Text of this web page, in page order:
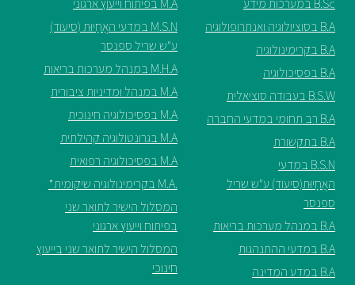
B.A בסוציולוגיה ואנתרופולוגיה
B.A בקרימינולוגיה
B.A בפסיכולוגיה
B.S.W בעבודה סוציאלית
B.A רב תחומי במדעי החברה
B.A בתקשורת
B.S.N במדעי
האֲחָיוּת(סיעוד) ע"ש שריל
ספנסר
B.A במנהל מערכות בריאות
B.A במדעי ההתנהגות
B.A במדע המדינה
M.S.N במדעי האֲחָיוּת (סיעוד)
ע"ש שריל ספנסר
M.H.A במנהל מערכות בריאות
M.A במנהל ומדיניות ציבורית
M.A בפסיכולוגיה חינוכית
M.A בגרונטולוגיה קהילתית
M.A בפסיכולוגיה רפואית
.M.A בקרימינולוגיה שיקומית*
המסלול הישיר לתואר שני
בפיתוח וייעוץ ארגוני
המסלול הישיר לתואר שני בייעוץ
חינוכי